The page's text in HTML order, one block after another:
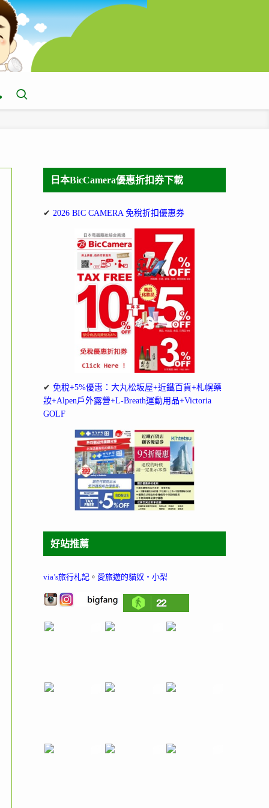
日本BicCamera優惠折扣券下載
✔ 2026 BIC CAMERA 免稅折扣優惠券
✔ 免稅+5%優惠：大丸松坂屋+近鐵百貨+札幌藥
妝+Alpen戶外露營+L-Breath運動用品+Victoria
GOLF
好站推薦
via’s旅行札記 。 愛旅遊的貓奴‧小梨
22